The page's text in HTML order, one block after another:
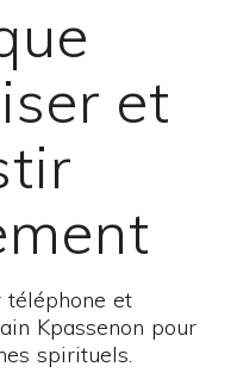
et
téléphone et
Kpassenon pour
spirituels.